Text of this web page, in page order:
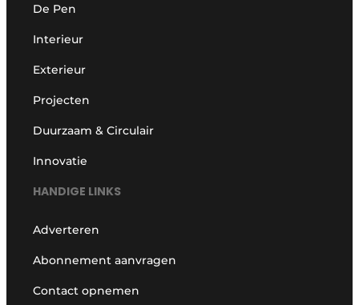
De Pen
Interieur
Exterieur
Projecten
Duurzaam & Circulair
Innovatie
HANDIGE LINKS
Adverteren
Abonnement aanvragen
Contact opnemen